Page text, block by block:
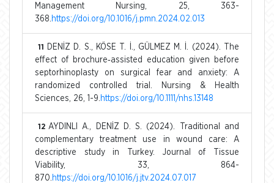
Management Nursing, 25, 363-
368. https://doi.org/10.1016/j.pmn.2024.02.013
11
DENİZ D. S., KÖSE T. İ., GÜLMEZ M. İ. (2024). The
effect of brochure‐assisted education given before
septorhinoplasty on surgical fear and anxiety: A
randomized controlled trial. Nursing & Health
Sciences, 26, 1-9. https://doi.org/10.1111/nhs.13148
12 AYDINLI A., DENİZ D. S. (2024). Traditional and
complementary treatment use in wound care: A
descriptive study in Turkey. Journal of Tissue
Viability, 33, 864-
870. https://doi.org/10.1016/j.jtv.2024.07.017